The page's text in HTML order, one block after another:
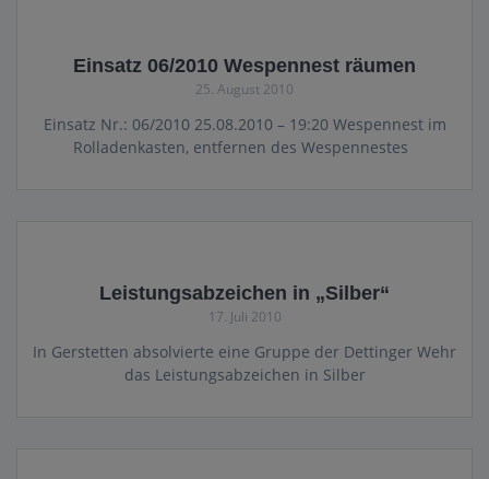
Einsatz 06/2010 Wespennest räumen
25. August 2010
Einsatz Nr.: 06/2010 25.08.2010 – 19:20 Wespennest im
Rolladenkasten, entfernen des Wespennestes
Leistungsabzeichen in „Silber“
17. Juli 2010
In Gerstetten absolvierte eine Gruppe der Dettinger Wehr
das Leistungsabzeichen in Silber